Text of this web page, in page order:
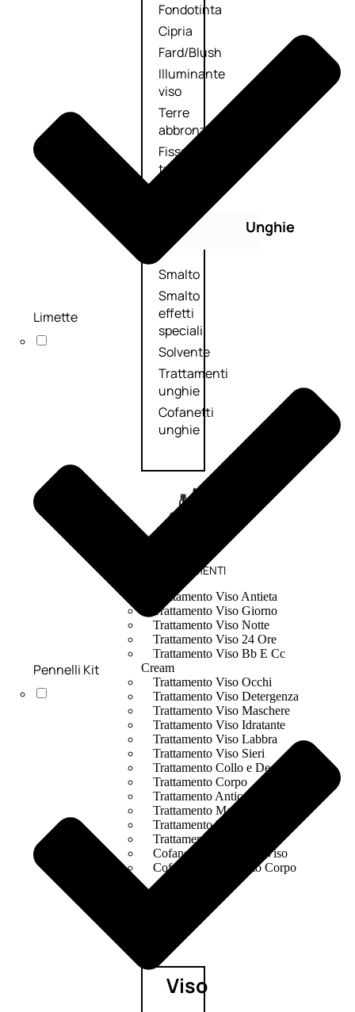
Fondotinta
Cipria
Fard/Blush
Illuminante
viso
Terre
abbronzanti
Fissatore
trucco
Unghie
Smalto
Smalto
effetti
speciali
Solvente
Trattamenti
unghie
Cofanetti
unghie
TRATTAMENTI
Trattamento Viso Antieta
Trattamento Viso Giorno
Trattamento Viso Notte
Trattamento Viso 24 Ore
Trattamento Viso Bb E Cc
Cream
Trattamento Viso Occhi
Trattamento Viso Detergenza
Trattamento Viso Maschere
Trattamento Viso Idratante
Trattamento Viso Labbra
Trattamento Viso Sieri
Trattamento Collo e Decolleté
Trattamento Corpo
Trattamento Anticellulite
Trattamento Mani e Piedi
Trattamento Unghie
Trattamento Deodoranti
Cofanetti Trattamento Viso
Cofanetti Trattamento Corpo
Viso
Limette
Pennelli Kit